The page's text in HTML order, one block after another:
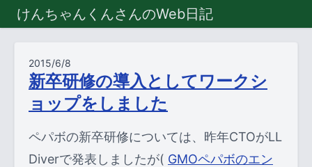
けんちゃんくんさんのWeb日記
2015/6/8
新卒研修の導入としてワークシ
ョップをしました
ペパボの新卒研修については、昨年CTOがLL
Diverで発表しましたが( GMOペパボのエン